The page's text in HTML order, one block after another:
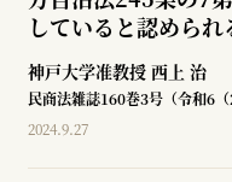
していると認めら
神戸大学准教授 西上 治
民商法雑誌160巻3号（令和6
2024.9.27